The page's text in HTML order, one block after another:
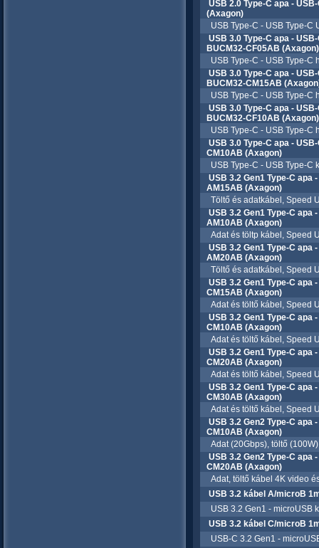
USB 2.0 Type-C apa -
(Axagon)
USB Type-C - USB Type-C
USB 3.0 Type-C apa -
BUCM32-CF05AB (Axagon)
USB Type-C - USB Type-C
USB 3.0 Type-C apa -
BUCM32-CM15AB
USB Type-C - USB Type-C
USB 3.0 Type-C apa -
BUCM32-CF10AB (Axagon)
USB Type-C - USB Type-C
USB 3.0 Type-C apa -
CM10AB (Axagon)
USB Type-C - USB Type-C
USB 3.2 Gen1 Type-C apa
AM15AB (Axagon)
Töltő és adatkábel, Speed
USB 3.2 Gen1 Type-C apa
AM10AB (Axagon)
Adat és töltp kábel, Speed
USB 3.2 Gen1 Type-C apa
AM20AB (Axagon)
Töltő és adatkábel, Speed
USB 3.2 Gen1 Type-C apa
CM15AB (Axagon)
Adat és töltő kábel, Speed
USB 3.2 Gen1 Type-C apa
CM10AB (Axagon)
Adat és töltő kábel, Speed
USB 3.2 Gen1 Type-C apa
CM20AB (Axagon)
Adat és töltő kábel, Speed
USB 3.2 Gen1 Type-C apa
CM30AB (Axagon)
Adat és töltő kábel, Speed
USB 3.2 Gen2 Type-C apa
CM10AB (Axagon)
Adat (20Gbps), töltő (100W)
USB 3.2 Gen2 Type-C apa
CM20AB (Axagon)
Adat, töltő kábel 4K video
USB 3.2 kábel A/microB
USB 3.2 Gen1 - microUSB
USB 3.2 kábel C/microB
USB-C 3.2 Gen1 -